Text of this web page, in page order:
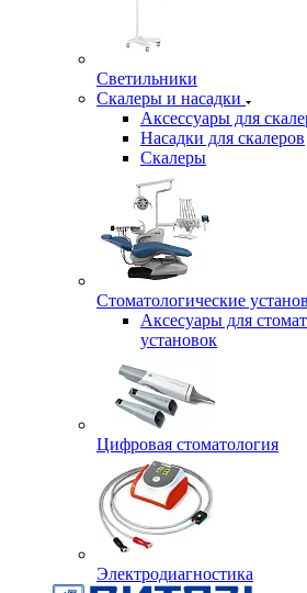
Светильники
Скалеры и насадки
Аксессуары для
Насадки для скалеров
Скалеры
Стоматологические
Аксесуары для
установок
Цифровая стоматология
Электродиагностика